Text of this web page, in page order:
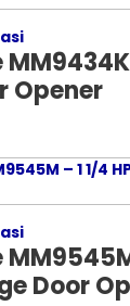
Opener
Door